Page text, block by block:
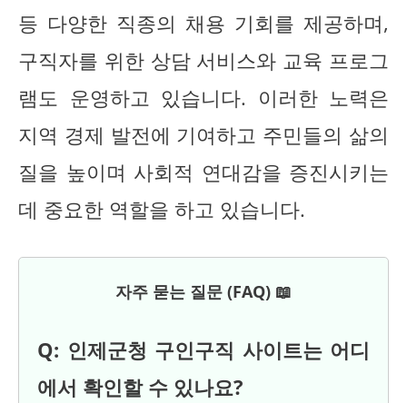
등 다양한 직종의 채용 기회를 제공하며,
구직자를 위한 상담 서비스와 교육 프로그
램도 운영하고 있습니다. 이러한 노력은
지역 경제 발전에 기여하고 주민들의 삶의
질을 높이며 사회적 연대감을 증진시키는
데 중요한 역할을 하고 있습니다.
자주 묻는 질문 (FAQ) 📖
Q: 인제군청 구인구직 사이트는 어디
에서 확인할 수 있나요?